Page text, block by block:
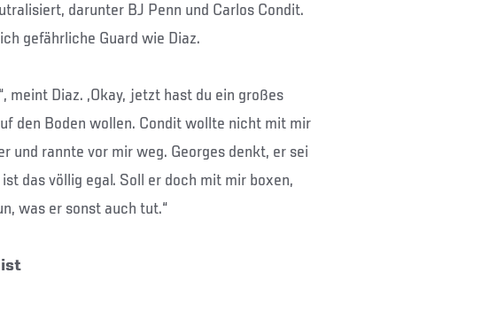
darunter BJ Penn und Carlos Condit.
gefährliche Guard wie Diaz.
meint Diaz. „Okay, jetzt hast du ein großes
den Boden wollen. Condit wollte nicht mit mir
und rannte vor mir weg. Georges denkt, er sei
das völlig egal. Soll er doch mit mir boxen,
was er sonst auch tut.“
ist